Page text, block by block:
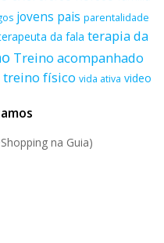
jovens pais parentalidade
da fala terapia da
Treino acompanhado
treino físico vida ativa video
na Guia)